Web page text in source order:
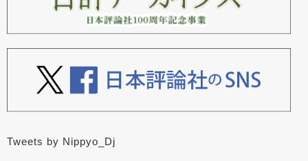
Tweets by Nippyo_Dj